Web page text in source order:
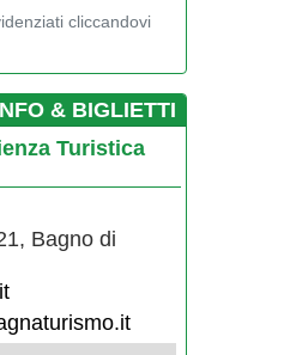
cliccandovi
& BIGLIETTI
Turistica
Bagno di